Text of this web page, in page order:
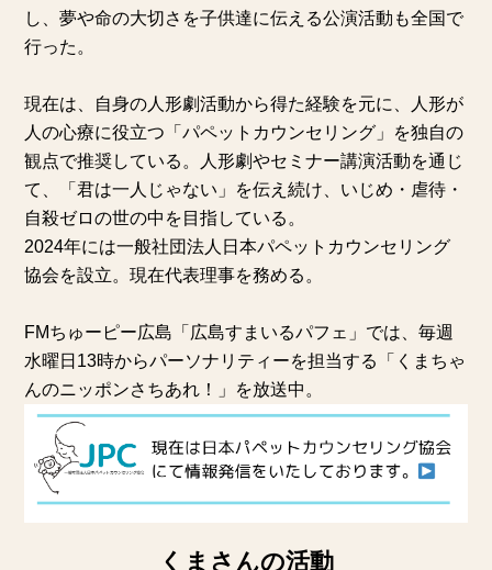
し、夢や命の大切さを子供達に伝える公演活動も全国で
行った。
現在は、自身の人形劇活動から得た経験を元に、人形が
人の心療に役立つ「パペットカウンセリング」を独自の
観点で推奨している。人形劇やセミナー講演活動を通じ
て、「君は一人じゃない」を伝え続け、いじめ・虐待・
自殺ゼロの世の中を目指している。
2024年には一般社団法人日本パペットカウンセリング
協会を設立。現在代表理事を務める。
FMちゅーピー広島「広島すまいるパフェ」では、毎週
水曜日13時からパーソナリティーを担当する「くまちゃ
んのニッポンさちあれ！」を放送中。
くまさんの活動